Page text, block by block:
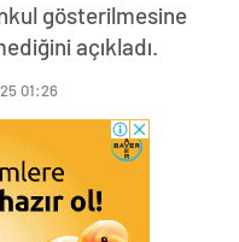
gösterilmesine
açıkladı.
01:26